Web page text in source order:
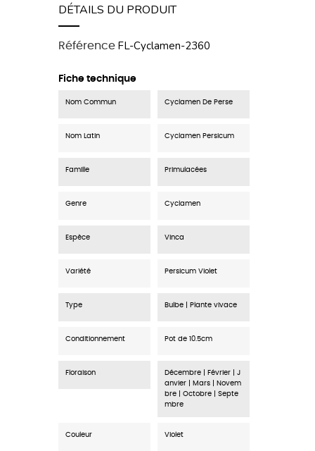
DÉTAILS DU PRODUIT
Référence FL-Cyclamen-2360
Fiche technique
Nom Commun Cyclamen De Perse
Nom Latin Cyclamen Persicum
Famille Primulacées
Genre Cyclamen
Espèce Vinca
Variété Persicum Violet
Type Bulbe | Plante vivace
Conditionnement Pot de 10.5cm
Floraison
Décembre | Février | J
anvier | Mars | Novem
bre | Octobre | Septe
mbre
Couleur Violet